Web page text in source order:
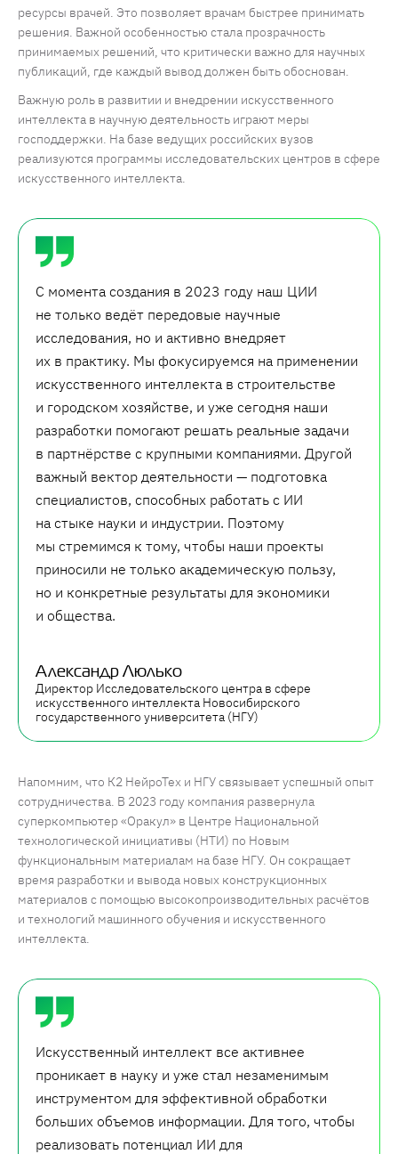
ресурсы врачей. Это позволяет врачам быстрее принимать
решения. Важной особенностью стала прозрачность
принимаемых решений, что критически важно для научных
публикаций, где каждый вывод должен быть обоснован.
Важную роль в развитии и внедрении искусственного
интеллекта в научную деятельность играют меры
господдержки. На базе ведущих российских вузов
реализуются программы исследовательских центров в сфере
искусственного интеллекта.
С момента создания в 2023 году наш ЦИИ
не только ведёт передовые научные
исследования, но и активно внедряет
их в практику. Мы фокусируемся на применении
искусственного интеллекта в строительстве
и городском хозяйстве, и уже сегодня наши
разработки помогают решать реальные задачи
в партнёрстве с крупными компаниями. Другой
важный вектор деятельности — подготовка
специалистов, способных работать с ИИ
на стыке науки и индустрии. Поэтому
мы стремимся к тому, чтобы наши проекты
приносили не только академическую пользу,
но и конкретные результаты для экономики
и общества.
Александр Люлько
Директор Исследовательского центра в сфере
искусственного интеллекта Новосибирского
государственного университета (НГУ)
Напомним, что К2 НейроТех и НГУ связывает успешный опыт
сотрудничества. В 2023 году компания развернула
суперкомпьютер «Оракул» в Центре Национальной
технологической инициативы (НТИ) по Новым
функциональным материалам на базе НГУ. Он сокращает
время разработки и вывода новых конструкционных
материалов с помощью высокопроизводительных расчётов
и технологий машинного обучения и искусственного
интеллекта.
Искусственный интеллект все активнее
проникает в науку и уже стал незаменимым
инструментом для эффективной обработки
больших объемов информации. Для того, чтобы
реализовать потенциал ИИ для